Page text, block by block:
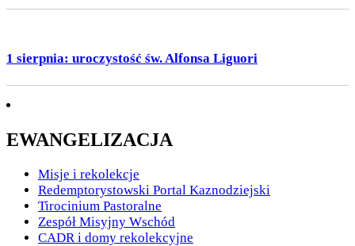
1 sierpnia: uroczystość św. Alfonsa Liguori
EWANGELIZACJA
Misje i rekolekcje
Redemptorystowski Portal Kaznodziejski
Tirocinium Pastoralne
Zespół Misyjny Wschód
CADR i domy rekolekcyjne